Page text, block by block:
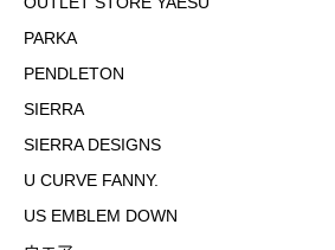
PARKA
PENDLETON
SIERRA
SIERRA DESIGNS
U CURVE FANNY.
US EMBLEM DOWN